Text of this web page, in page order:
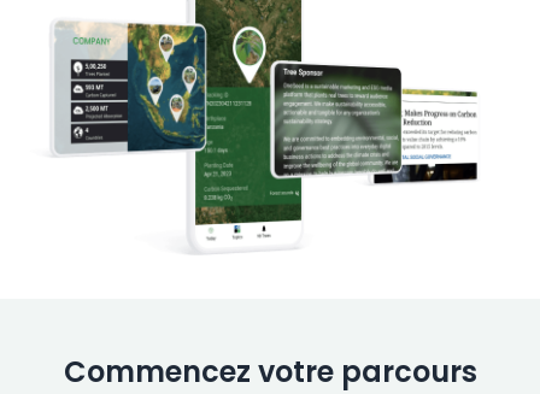
Commencez votre parcours